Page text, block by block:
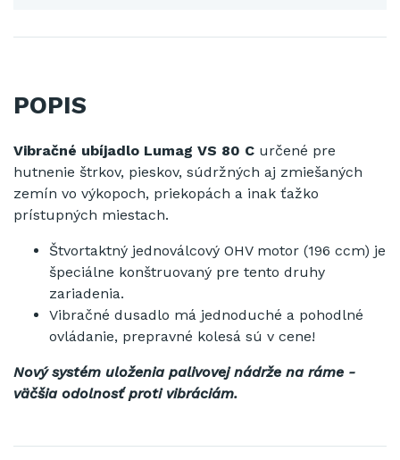
POPIS
Vibračné ubíjadlo Lumag VS 80 C určené pre
hutnenie štrkov, pieskov, súdržných aj zmiešaných
zemín vo výkopoch, priekopách a inak ťažko
prístupných miestach.
Štvortaktný jednoválcový OHV motor (196 ccm) je
špeciálne konštruovaný pre tento druhy
zariadenia.
Vibračné dusadlo má jednoduché a pohodlné
ovládanie, prepravné kolesá sú v cene!
Nový systém uloženia palivovej nádrže na ráme -
väčšia odolnosť proti vibráciám.